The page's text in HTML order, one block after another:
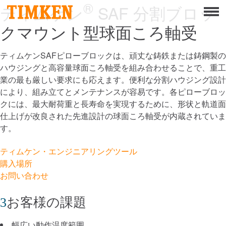
Menu
概要
企業としての社会的責任
人間
地球
エンジニアリングベアリングソリューション
ティムケン® SAF 分割ブロッ
クマウント型球面ころ軸受
ティムケンSAFピローブロックは、頑丈な鋳鉄または鋳鋼製の
ハウジングと高容量球面ころ軸受を組み合わせることで、重工
業の最も厳しい要求にも応えます。便利な分割ハウジング設計
により、組み立てとメンテナンスが容易です。各ピローブロッ
クには、最大耐荷重と長寿命を実現するために、形状と軌道面
仕上げが改良された先進設計の球面ころ軸受が内蔵されていま
す。
ティムケン・エンジニアリングツール
購入場所
お問い合わせ
お客様の課題